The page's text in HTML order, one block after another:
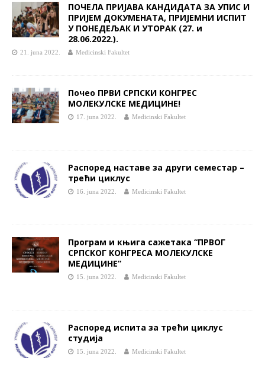
ПОЧЕЛА ПРИЈАВА КАНДИДАТА ЗА УПИС И
ПРИЈЕМ ДОКУМЕНАТА, ПРИЈЕМНИ ИСПИТ
У ПОНЕДЕЉАК И УТОРАК (27. и
28.06.2022.).
21. juna 2022. Medicinski Fakultet
Почео ПРВИ СРПСКИ КОНГРЕС
МОЛЕКУЛСКЕ МЕДИЦИНЕ!
17. juna 2022. Medicinski Fakultet
Распоред наставе за други семестар –
трећи циклус
16. juna 2022. Medicinski Fakultet
Програм и књига сажетака “ПРВОГ
СРПСКОГ КОНГРЕСА МОЛЕКУЛСКЕ
МЕДИЦИНЕ”
15. juna 2022. Medicinski Fakultet
Распоред испита за трећи циклус
студија
15. juna 2022. Medicinski Fakultet